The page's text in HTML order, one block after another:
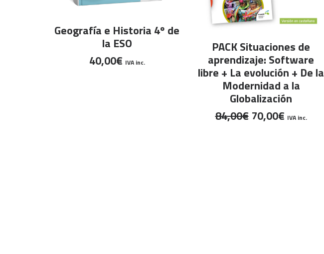
SELECCIONAR OPCIONES
producto
Geografía e Historia 4º de
la ESO
40,00€ IVA inc.
LEER MÁS
PACK Situaciones de
aprendizaje: Software
libre + La evolución + De la
Modernidad a la
Globalización
84,00€ El
70,00€ElIVA inc.